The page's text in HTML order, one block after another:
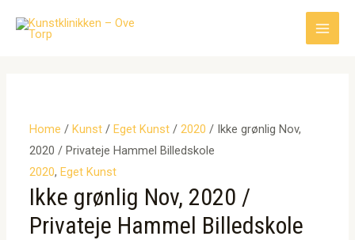
Main
Home /Kunst /Eget Kunst /2020 / Ikke grønlig Nov,
2020 / Privateje Hammel Billedskole
2020,Eget Kunst
Ikke grønlig Nov, 2020 /
Privateje Hammel Billedskole